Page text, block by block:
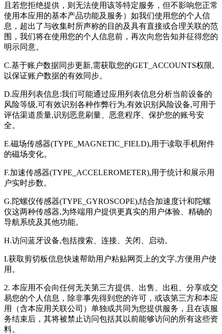
且若您拒绝提供，则无法使用该等特定服务，但不影响您正常
使用本应用的基本产品功能及服务）如我们使用您的个人信
息，超出了与收集时所声称的目的及具有直接或合理关联的范
围，我们将在使用您的个人信息前，再次向您告知并征得您的
明示同意。
C.基于账户数据同步更新,需获取您的GET_ACCOUNTS权限,
以保证账户数据的有效同步。
D.应用列表信息:我们可能通过应用列表信息分析当前设备的
风险等级,可有效识别各种作弊行为,有效识别风险设备,可用于
评估渠道质量,识别恶意刷量、恶意程序、保护您的账号安
全。
E.磁场传感器(TYPE_MAGNETIC_FIELD),用于读取手机附件
的磁场变化。
F.加速传感器(TYPE_ACCELEROMETER),用于统计和展示用
户实时步数。
G.陀螺仪传感器(TYPE_GYROSCOPE),结合加速度计和陀螺
仪这两种传感器,为终端用户提供更真实的用户体验、精确的
导航系统及其他功能。
H.访问蓝牙设备,包括搜索、连接、关闭、启动。
I.获取剪切板信息快速帮助用户粘贴网页上的文字,方便用户使
用。
2. 本应用不会向任何无关第三方提供、出售、出租、分享或交
易您的个人信息，除非事先得到您的许可，或该第三方和本应
用（含本应用关联公司）单独或共同为您提供服务，且在该服
务结束后，其将被禁止访问包括其以前能够访问的所有这些资
料。